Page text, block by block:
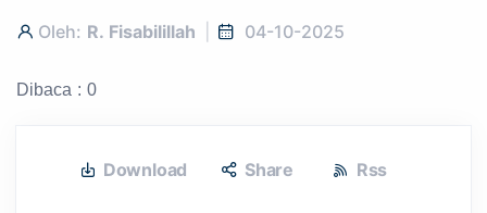
Oleh: R. Fisabilillah 04-10-2025
Dibaca : 0
Download Share Rss